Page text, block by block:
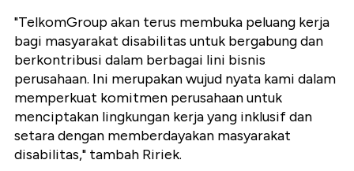
"TelkomGroup akan terus membuka peluang kerja
bagi masyarakat disabilitas untuk bergabung dan
berkontribusi dalam berbagai lini bisnis
perusahaan. Ini merupakan wujud nyata kami dalam
memperkuat komitmen perusahaan untuk
menciptakan lingkungan kerja yang inklusif dan
setara dengan memberdayakan masyarakat
disabilitas," tambah Ririek.